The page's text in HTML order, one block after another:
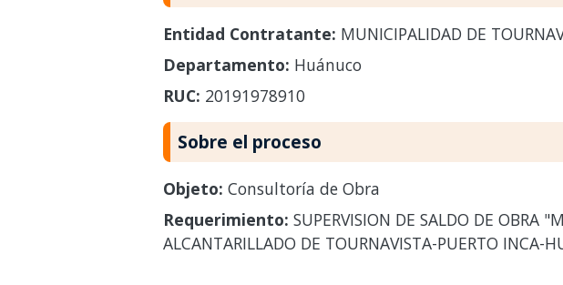
Entidad Contratante: MUNICIPALIDAD DE
Departamento: Huánuco
RUC: 20191978910
Sobre el proceso
Objeto: Consultoría de Obra
Requerimiento: SUPERVISION DE SALDO DE OBRA
ALCANTARILLADO DE TOURNAVISTA-PUERTO INCA-